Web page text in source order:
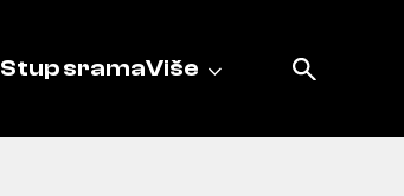
Stup sramaViše